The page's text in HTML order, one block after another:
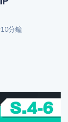
分鐘